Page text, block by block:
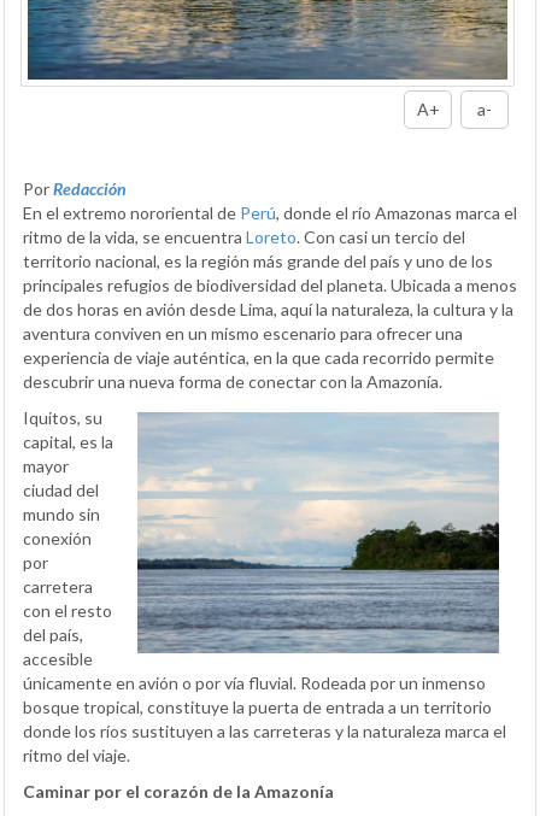
A+ a-
PorRedacción
En el extremo nororiental de Perú, donde el río Amazonas marca el
ritmo de la vida, se encuentra Loreto. Con casi un tercio del
territorio nacional, es la región más grande del país y uno de los
principales refugios de biodiversidad del planeta. Ubicada a menos
de dos horas en avión desde Lima, aquí la naturaleza, la cultura y la
aventura conviven en un mismo escenario para ofrecer una
experiencia de viaje auténtica, en la que cada recorrido permite
descubrir una nueva forma de conectar con la Amazonía.
Iquitos, su
capital, es la
mayor
ciudad del
mundo sin
conexión
por
carretera
con el resto
del país,
accesible
únicamente en avión o por vía fluvial. Rodeada por un inmenso
bosque tropical, constituye la puerta de entrada a un territorio
donde los ríos sustituyen a las carreteras y la naturaleza marca el
ritmo del viaje.
Caminar por el corazón de la Amazonía